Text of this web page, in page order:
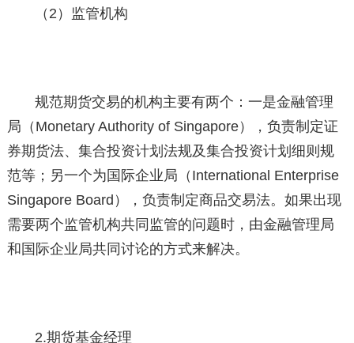
（2）监管机构
规范期货交易的机构主要有两个：一是金融管理
局（Monetary Authority of Singapore），负责制定证
券期货法、集合投资计划法规及集合投资计划细则规
范等；另一个为国际企业局（International Enterprise
Singapore Board），负责制定商品交易法。如果出现
需要两个监管机构共同监管的问题时，由金融管理局
和国际企业局共同讨论的方式来解决。
2.期货基金经理